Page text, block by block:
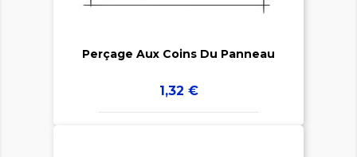
Perçage Aux Coins Du Panneau
Prix
1,32 €